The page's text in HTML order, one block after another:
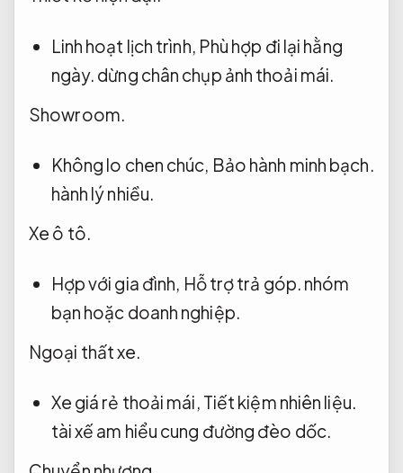
Linh hoạt lịch trình, Phù hợp đi lại hằng
ngày. dừng chân chụp ảnh thoải mái.
Showroom.
Không lo chen chúc, Bảo hành minh bạch.
hành lý nhiều.
Xe ô tô.
Hợp với gia đình, Hỗ trợ trả góp. nhóm
bạn hoặc doanh nghiệp.
Ngoại thất xe.
Xe giá rẻ thoải mái, Tiết kiệm nhiên liệu.
tài xế am hiểu cung đường đèo dốc.